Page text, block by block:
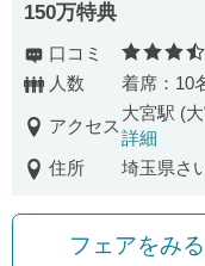
150万特典
口コミ
人数
着席：10
アクセス
大宮駅 (
詳細
住所
埼玉県さ
フェアをみる